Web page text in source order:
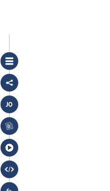
Ouvrir
le
sommaire
Partager
le
compte
rendu
Accéder
au
document
PDF
du
compte
rendu
Accéder
au
cahier
bleu